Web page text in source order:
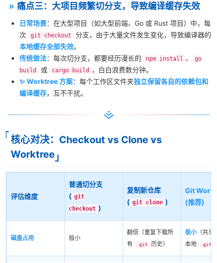
痛点三：大项目频繁切分支，导致编译缓存失效
日常场景：在大型项目（如大型前端、Go 或 Rust 项目）中，每
次
git checkout
分支，由于大量文件发生变化，导致编译器的
本地缓存全部失效。
传统做法：每次切分支，都要经历漫长的 npm install 、
go
build
或 cargo build
，白白浪费数分钟。
✨ Worktree 方案：每个工作区文件夹独立保留各自的依赖包和
编译缓存，互不干扰。
核心对决：Checkout vs Clone vs
Worktree
评估维度
普通切分支
( git
checkout )
复制新仓库
( git clone )
Git
(推荐)
磁盘占用 极小
翻倍（重复下载所
有
.git 历史）
极小 （共
本地
.git